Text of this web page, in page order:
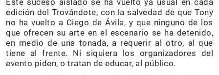
Este suceso aislado se ha vuelto ya usual en cada
edición del Trovándote, con la salvedad de que Tony
no ha vuelto a Ciego de Ávila, y que ninguno de los
que ofrecen su arte en el escenario se ha detenido,
en medio de una tonada, a requerir al otro, al que
tiene al frente. Ni siquiera los organizadores del
evento piden, o tratan de educar, al público.